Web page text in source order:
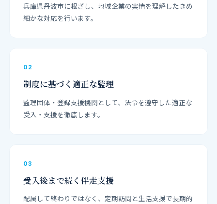
兵庫県丹波市に根ざし、地域企業の実情を理解したきめ
細かな対応を行います。
02
制度に基づく適正な監理
監理団体・登録支援機関として、法令を遵守した適正な
受入・支援を徹底します。
03
受入後まで続く伴走支援
配属して終わりではなく、定期訪問と生活支援で長期的